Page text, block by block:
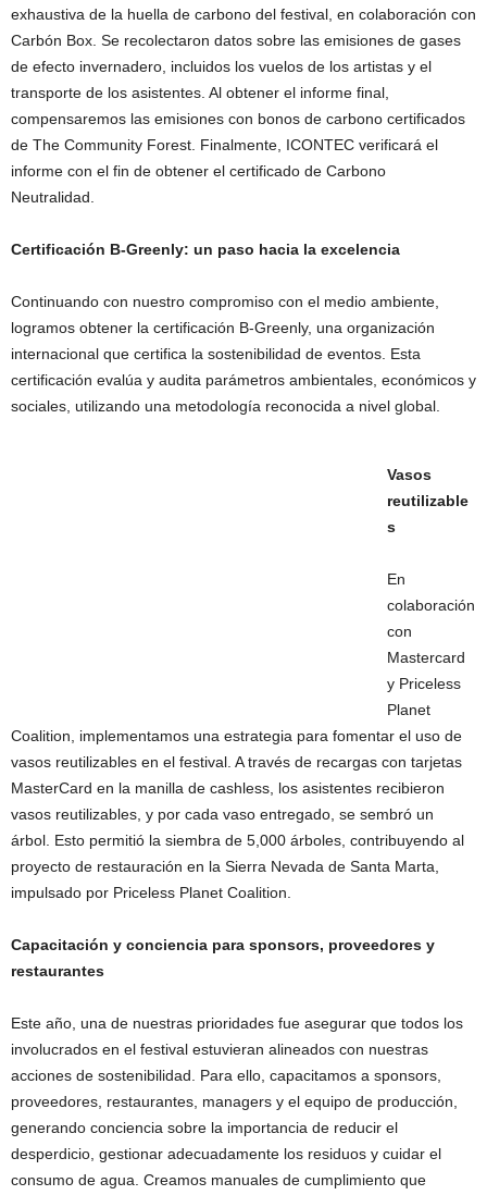
exhaustiva de la huella de carbono del festival, en colaboración con
Carbón Box. Se recolectaron datos sobre las emisiones de gases
de efecto invernadero, incluidos los vuelos de los artistas y el
transporte de los asistentes. Al obtener el informe final,
compensaremos las emisiones con bonos de carbono certificados
de The Community Forest. Finalmente, ICONTEC verificará el
informe con el fin de obtener el certificado de Carbono
Neutralidad.
Certificación B-Greenly: un paso hacia la excelencia
Continuando con nuestro compromiso con el medio ambiente,
logramos obtener la certificación B-Greenly, una organización
internacional que certifica la sostenibilidad de eventos. Esta
certificación evalúa y audita parámetros ambientales, económicos y
sociales, utilizando una metodología reconocida a nivel global.
Vasos
reutilizable
s
En
colaboración
con
Mastercard
y Priceless
Planet
Coalition, implementamos una estrategia para fomentar el uso de
vasos reutilizables en el festival. A través de recargas con tarjetas
MasterCard en la manilla de cashless, los asistentes recibieron
vasos reutilizables, y por cada vaso entregado, se sembró un
árbol. Esto permitió la siembra de 5,000 árboles, contribuyendo al
proyecto de restauración en la Sierra Nevada de Santa Marta,
impulsado por Priceless Planet Coalition.
Capacitación y conciencia para sponsors, proveedores y
restaurantes
Este año, una de nuestras prioridades fue asegurar que todos los
involucrados en el festival estuvieran alineados con nuestras
acciones de sostenibilidad. Para ello, capacitamos a sponsors,
proveedores, restaurantes, managers y el equipo de producción,
generando conciencia sobre la importancia de reducir el
desperdicio, gestionar adecuadamente los residuos y cuidar el
consumo de agua. Creamos manuales de cumplimiento que